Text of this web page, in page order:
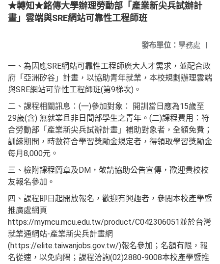
★轉知★銘傳大學辦理勞動部「產業新尖兵試辦計
畫」雲端與SRE網站可靠性工程師班
發布單位： 學務處 |
一、為因應SRE網站可靠性工程師廣大人才需求，並配合政
府「亞洲矽谷」計畫，以協助青年就業，本校規劃辦理雲端
與SRE網站可靠性工程師班(第9梯次)。
二、課程相關訊息：(一)參加對象： 開訓當日應為15歲至
29歲(含) 無就業且非日間部學生之青年。(二)課程費用：符
合勞動部「產業新尖兵試辦計畫」補助對象者，全額免費；
訓練期間，時數符合學習獎勵金規定者，得領取學習獎勵金
每月8,000元。
三、檢附課程簡章及DM，敬請協助公告宣傳，歡迎貴校校
友報名參加。
四、課程即日起開放報名，歡迎有興趣者，參閱本校產學暨
推廣處網頁
https://mymcu.mcu.edu.tw/product/C042306051並於台灣
就業通網站-產業新尖兵計畫網
(https://elite.taiwanjobs.gov.tw/)報名參加；名額有限，報
名從速，以免向隅；課程洽詢(02)2880-9008本校產學暨推